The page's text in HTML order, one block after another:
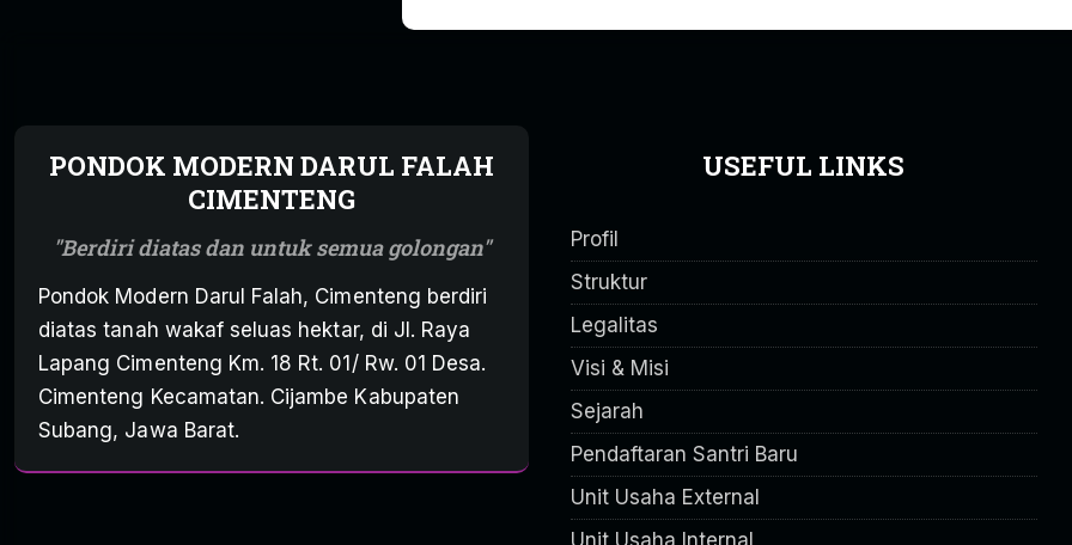
PONDOK MODERN DARUL FALAH
CIMENTENG
Berdiri diatas dan untuk semua golongan
Pondok Modern Darul Falah, Cimenteng berdiri
diatas tanah wakaf seluas hektar, di Jl. Raya
Lapang Cimenteng Km. 18 Rt. 01/ Rw. 01 Desa.
Cimenteng Kecamatan. Cijambe Kabupaten
Subang, Jawa Barat.
USEFUL LINKS
Profil
Struktur
Legalitas
Visi & Misi
Sejarah
Pendaftaran Santri Baru
Unit Usaha External
Unit Usaha Internal